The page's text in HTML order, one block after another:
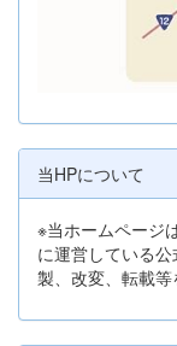
当HPについて
※当ホームページ
に運営している
製、改変、転載等